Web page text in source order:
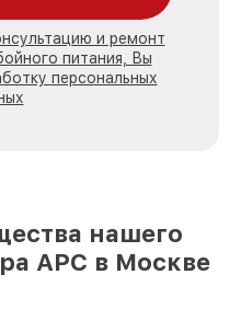
и ремонт
питания, Вы
персональных
нашего
APC в Москве